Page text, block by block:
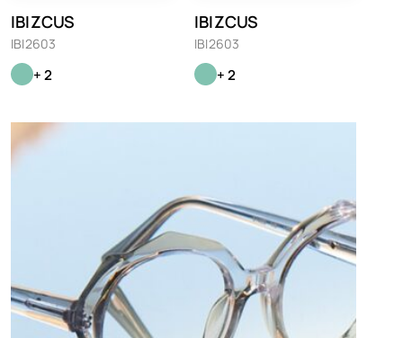
IBIZCUS
IBI2603
+ 2
IBIZCUS
IBI2603
+ 2